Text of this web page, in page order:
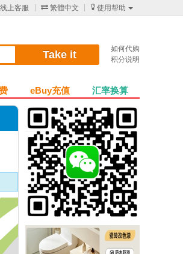
线上客服  繁體中文  使用帮助
Take it
如何代购
积分说明
汇率换算
eBuy充值